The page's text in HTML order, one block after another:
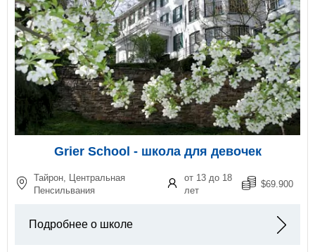
Grier School - школа для девочек
Тайрон, Центральная
Пенсильвания
от 13 до 18
лет
$69.900
Подробнее о школе